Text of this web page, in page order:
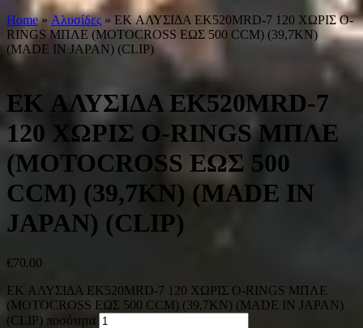
Home» Αλυσίδες » EK ΑΛΥΣΙΔΑ EK520MRD-7 120 ΧΩΡΙΣ O-
RINGS ΜΠΛΕ (MOTOCROSS ΕΩΣ 500 CCM) (39,7KN)
(MADE IN JAPAN) (CLIP)
EK ΑΛΥΣΙΔΑ EK520MRD-7
120 ΧΩΡΙΣ O-RINGS ΜΠΛΕ
(MOTOCROSS ΕΩΣ 500
CCM) (39,7KN) (MADE IN
JAPAN) (CLIP)
€70.00
EK ΑΛΥΣΙΔΑ EK520MRD-7 120 ΧΩΡΙΣ O-RINGS ΜΠΛΕ
(MOTOCROSS ΕΩΣ 500 CCM) (39,7KN) (MADE IN JAPAN)
(CLIP) ποσότητα